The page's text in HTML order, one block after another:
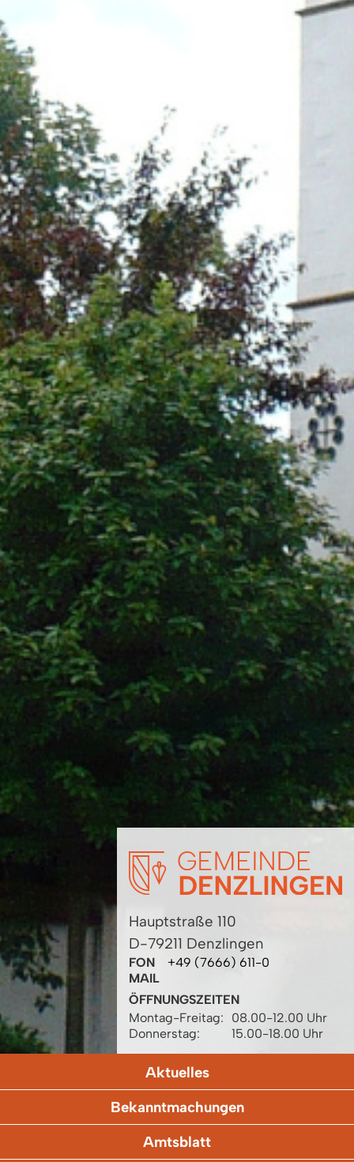
Hauptstraße 110
D-79211 Denzlingen
FON
+49 (7666) 611-0
MAIL
ÖFFNUNGSZEITEN
Montag-Freitag:
08.00-12.00 Uhr
Donnerstag:
15.00-18.00 Uhr
Aktuelles
Bekanntmachungen
Amtsblatt